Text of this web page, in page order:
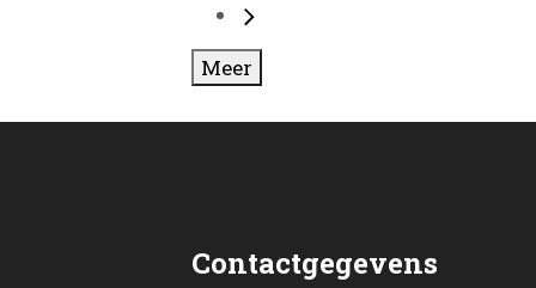
Meer
Contactgegevens